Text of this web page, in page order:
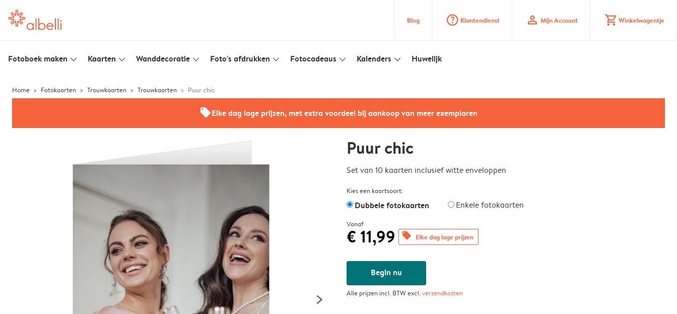
Blog question_mark_circle Klantendienst profile Mijn Account shopping_cart Winkelwagentje
Fotoboek maken slim_arrow_down Kaarten slim_arrow_down Wanddecoratie slim_arrow_down Foto's afdrukken slim_arrow_down Fotocadeaus slim_arrow_down Kalenders slim_arrow_down Huwelijk
Home Fotokaarten Trouwkaarten Trouwkaarten Puur chic
offersElke dag lage prijzen, met extra voordeel bij aankoop van meer exemplaren
Puur chic
Set van 10 kaarten inclusief witte enveloppen
Kies een kaartsoort:
Dubbele fotokaarten Enkele fotokaarten
Vanaf
€ 11,99 offers Elke dag lage prijzen
Begin nu
Alle prijzen incl. BTW excl.verzendkosten